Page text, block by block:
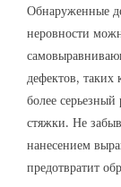
Обнаруженные
неровности
дефектов, таких
более
стяжки. Не
нанесением
предотвратит